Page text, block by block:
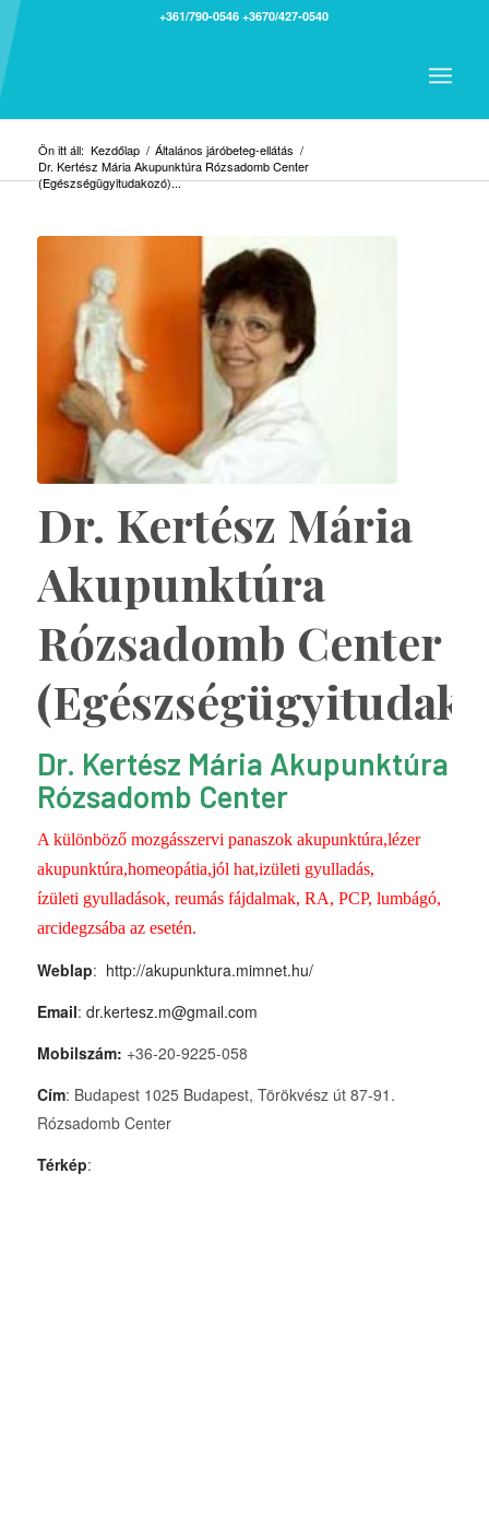
+361/790-0546 +3670/427-0540
Ön itt áll: Kezdőlap / Általános járóbeteg-ellátás /
Dr. Kertész Mária Akupunktúra Rózsadomb Center
(Egészségügyitudakozó)...
Dr. Kertész Mária
Akupunktúra
Rózsadomb Center
Dr. Kertész Mária Akupunktúra
Rózsadomb Center
A különböző mozgásszervi panaszok akupunktúra,lézer
akupunktúra,homeopátia,jól hat,izületi gyulladás,
ízületi gyulladások, reumás fájdalmak, RA, PCP, lumbágó,
arcidegzsába az esetén.
Weblap: http://akupunktura.mimnet.hu/
Email: dr.kertesz.m@gmail.com
Mobilszám: +36-20-9225-058
Cím: Budapest 1025 Budapest, Törökvész út 87-91.
Rózsadomb Center
Térkép: